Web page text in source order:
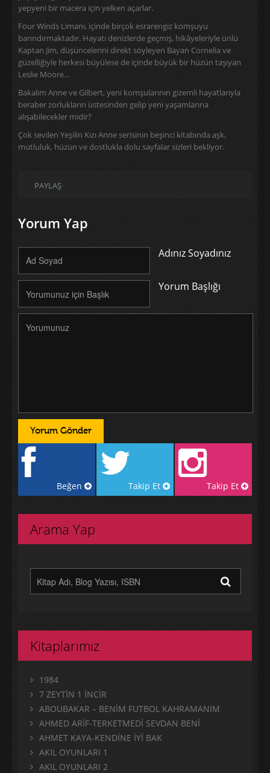
yepyeni bir macera için yelken açarlar.
Four Winds Limanı, içinde birçok esrarengiz komşuyu
barındırmaktadır. Hayatı denizlerde geçmiş, hikâyeleriyle ünlü
Kaptan Jim, düşüncelerini direkt söyleyen Bayan Cornelia ve
güzelliğiyle herkesi büyülese de içinde büyük bir hüzün taşıyan
Leslie Moore…
Bakalım Anne ve Gilbert, yeni komşularının gizemli hayatlarıyla
beraber zorlukların üstesinden gelip yeni yaşamlarına
alışabilecekler midir?
Çok sevilen Yeşilin Kızı Anne serisinin beşinci kitabında aşk,
mutluluk, hüzün ve dostlukla dolu sayfalar sizleri bekliyor.
PAYLAŞ
Yorum Yap
Adınız Soyadınız
Yorum Başlığı
Beğen Takip Et Takip Et
Arama Yap
Kitaplarımız
1984
7 ZEYTİN 1 İNCİR
ABOUBAKAR – BENİM FUTBOL KAHRAMANIM
AHMED ARİF-TERKETMEDİ SEVDAN BENİ
AHMET KAYA-KENDİNE İYİ BAK
AKIL OYUNLARI 1
AKIL OYUNLARI 2